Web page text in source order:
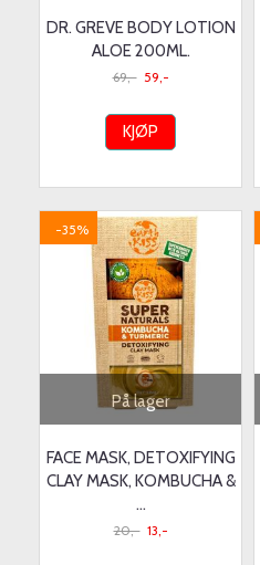
DR. GREVE BODY LOTION
ALOE 200ML.
69,- 59,-
KJØP
På lager
-35%
FACE MASK, DETOXIFYING
CLAY MASK, KOMBUCHA &
...
20,- 13,-